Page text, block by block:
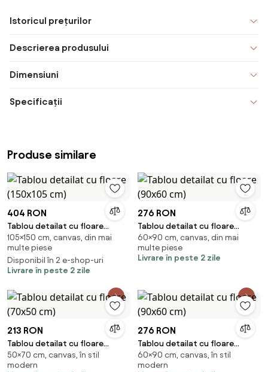
Istoricul prețurilor
Descrierea produsului
Dimensiuni
Specificații
Produse similare
404 RON
Tablou detailat cu floare
(150x105 cm)
105×150 cm, canvas, din mai
multe piese
Disponibil în 2 e-shop-uri
Livrare în peste 2 zile
276 RON
Tablou detailat cu floare
(90x60 cm)
60×90 cm, canvas, din mai
multe piese
Livrare în peste 2 zile
213 RON
Tablou detailat cu floare
(70x50 cm)
50×70 cm, canvas, în stil
modern
276 RON
Tablou detailat cu floare
(90x60 cm)
60×90 cm, canvas, în stil
modern